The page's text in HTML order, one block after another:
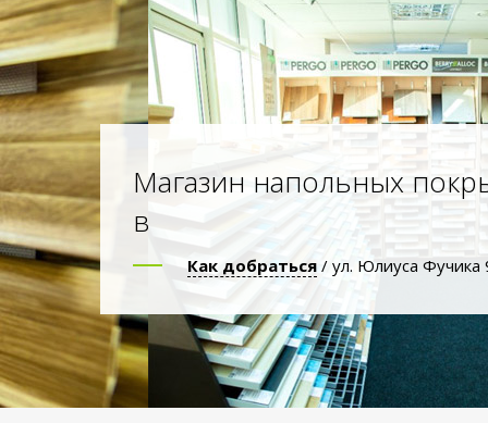
Магазин напольных
в
Как добраться / ул. Юлиуса Фучика